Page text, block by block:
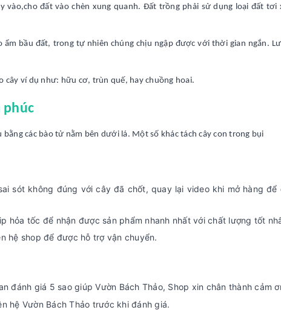
vào,cho đất vào chèn xung quanh. Đất trồng phải sử dụng loại đất tơi
bầu đất, trong tự nhiên chúng chịu ngập được với thời gian ngắn.
cây ví dụ như: hữu cơ, trùn quế, hay chuồng hoai.
phúc
các bào tử nằm bên dưới lá. Một số khác tách cây con trong bụi
sót không đúng với cây đã chốt, quay lại video khi mở hàng để
hỏa tốc để nhận được sản phẩm nhanh nhất với chất lượng tốt
hệ shop để được hỗ trợ vận chuyển.
đánh giá 5 sao giúp Vườn Bách Thảo, Shop xin chân thành cảm
hệ Vườn Bách Thảo trước khi đánh giá.